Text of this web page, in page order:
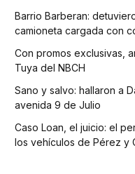
Barrio Barberan:
camioneta cargada con
Con promos exclusivas,
Tuya del NBCH
Sano y salvo: hallaron a
avenida 9 de Julio
Caso Loan, el juicio: el
los vehículos de Pérez y